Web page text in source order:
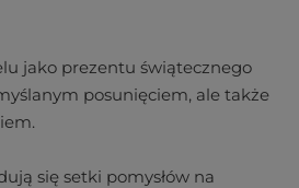
jako prezentu świątecznego
posunięciem, ale także
się setki pomysłów na